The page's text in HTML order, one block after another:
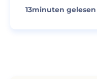
13minuten gelesen